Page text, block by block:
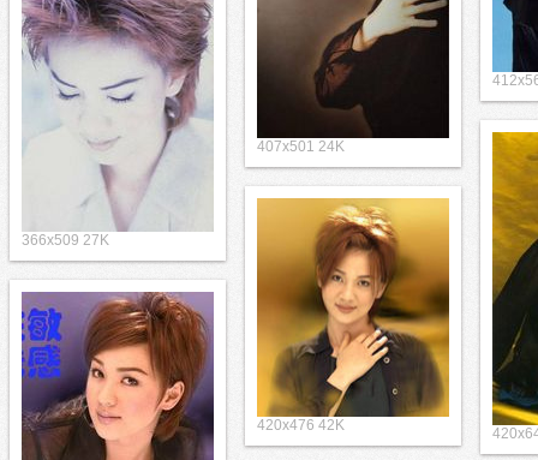
407x501 24K
366x509 27K
420x476 42K